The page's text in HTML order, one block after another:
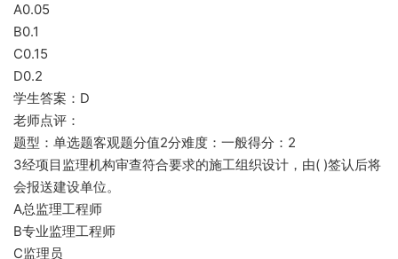
A0.05
B0.1
C0.15
D0.2
学生答案：D
老师点评：
题型：单选题客观题分值2分难度：一般得分：2
3经项目监理机构审查符合要求的施工组织设计，由( )签认后将
会报送建设单位。
A总监理工程师
B专业监理工程师
C监理员